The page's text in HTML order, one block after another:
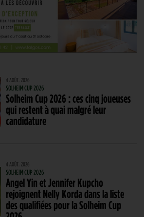
4 AOÛT. 2026
SOLHEIM CUP 2026
Solheim Cup 2026 : ces cinq joueuses
qui restent à quai malgré leur
candidature
4 AOÛT. 2026
SOLHEIM CUP 2026
Angel Yin et Jennifer Kupcho
rejoignent Nelly Korda dans la liste
des qualifiées pour la Solheim Cup